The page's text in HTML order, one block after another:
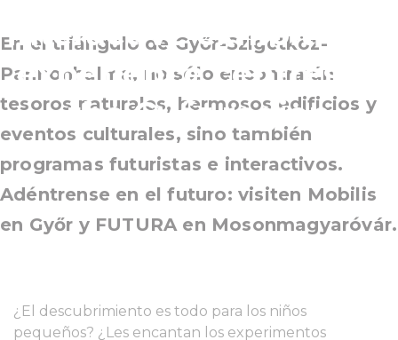
interactive exhibitions,
experience centres in
the Győr region
En el triángulo de Győr-Szigetköz-
Pannonhalma, no sólo encontrarán
tesoros naturales, hermosos edificios y
eventos culturales, sino también
programas futuristas e interactivos.
Adéntrense en el futuro: visiten Mobilis
en Győr y FUTURA en Mosonmagyaróvár.
¿El descubrimiento es todo para los niños
pequeños? ¿Les encantan los experimentos